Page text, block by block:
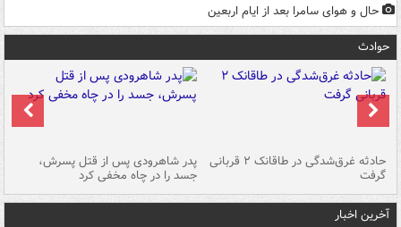
حال و هوای سامرا بعد از ایام اربعین
حوادث
حادثه غرق‌شدگی در طاقانک ۲ قربانی
گرفت
پدر شاهرودی پس از قتل پسرش،
جسد را در چاه مخفی کرد
آخرین اخبار